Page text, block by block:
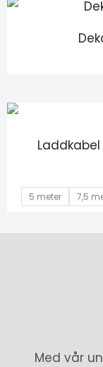
Laddkabel
5 meter 7,5
Med vår